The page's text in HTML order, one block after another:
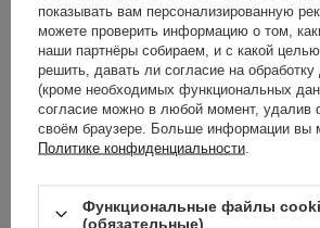
показывать вам персонализированную
можете проверить информацию о том,
наши партнёры собираем, и с какой
решить, давать ли согласие на
(кроме необходимых функциональных
согласие можно в любой момент,
своём браузере. Больше информации вы
Политике конфиденциальности
Функциональные файлы
(обязательные)